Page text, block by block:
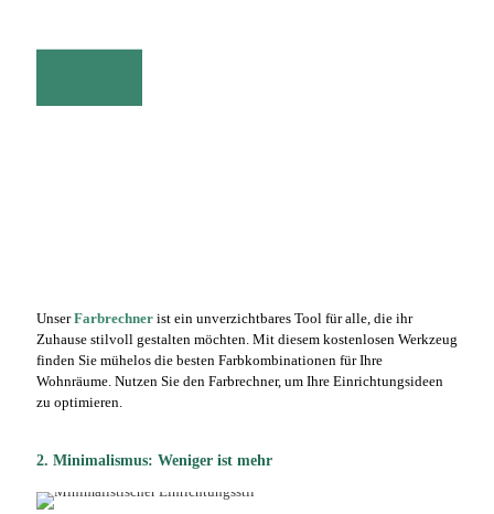
UnserFarbrechner ist ein unverzichtbares Tool für alle, die ihr
Zuhause stilvoll gestalten möchten. Mit diesem kostenlosen Werkzeug
finden Sie mühelos die besten Farbkombinationen für Ihre
Wohnräume. Nutzen Sie den Farbrechner, um Ihre Einrichtungsideen
zu optimieren.
2. Minimalismus: Weniger ist mehr